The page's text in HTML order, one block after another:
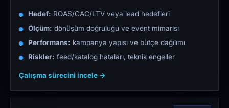
Hedef: ROAS/CAC/LTV veya lead hedefleri
Ölçüm: dönüşüm doğruluğu ve event mimarisi
Performans: kampanya yapısı ve bütçe dağılımı
Riskler: feed/katalog hataları, teknik engeller
Çalışma sürecini incele →